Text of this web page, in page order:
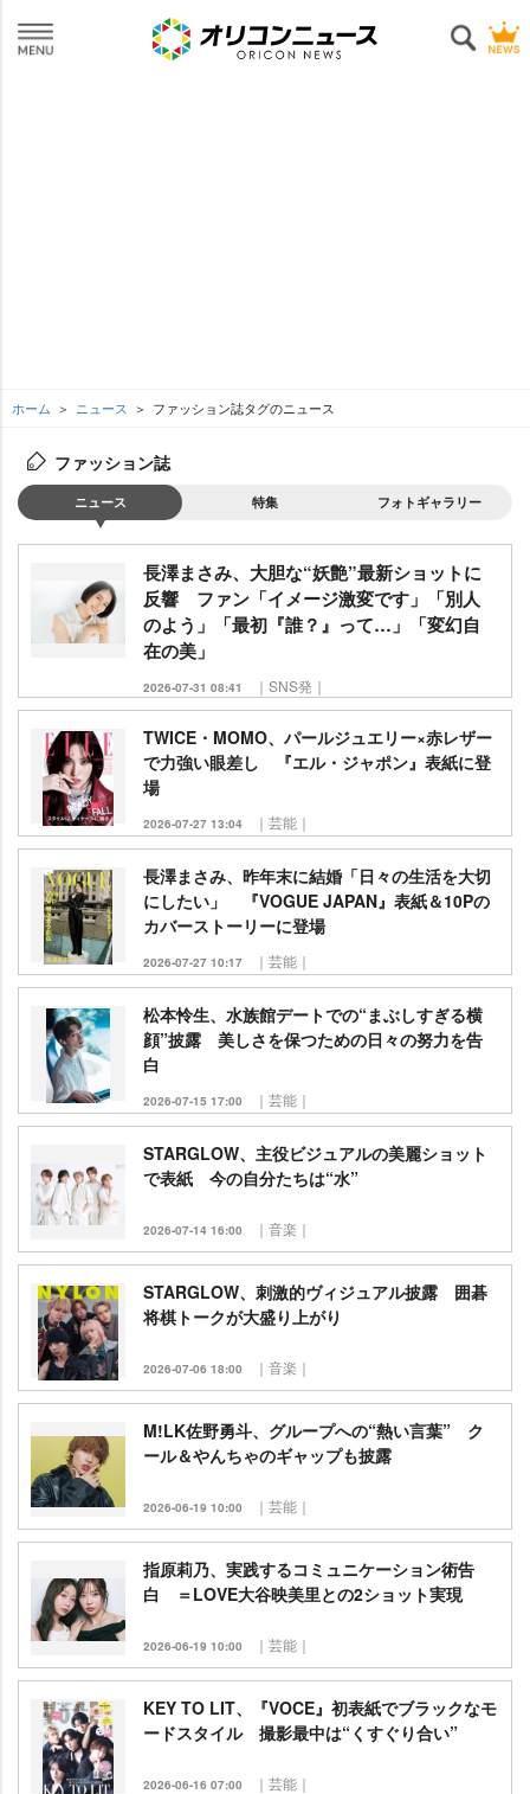
ホーム ニュース ファッション誌タグのニュース
ファッション誌
ニュース 特集 フォトギャラリー
長澤まさみ、大胆な“妖艶”最新ショットに
反響 ファン「イメージ激変です」「別人
のよう」「最初『誰？』って…」「変幻自
在の美」
2026-07-31 08:41 ｜SNS発｜
TWICE・MOMO、パールジュエリー×赤レザー
で力強い眼差し 『エル・ジャポン』表紙に登
場
2026-07-27 13:04 ｜芸能｜
長澤まさみ、昨年末に結婚「日々の生活を大切
にしたい」 『VOGUE JAPAN』表紙＆10Pの
カバーストーリーに登場
2026-07-27 10:17 ｜芸能｜
松本怜生、水族館デートでの“まぶしすぎる横
顔”披露 美しさを保つための日々の努力を告
白
2026-07-15 17:00 ｜芸能｜
STARGLOW、主役ビジュアルの美麗ショット
で表紙 今の自分たちは“水”
2026-07-14 16:00 ｜音楽｜
STARGLOW、刺激的ヴィジュアル披露 囲碁
将棋トークが大盛り上がり
2026-07-06 18:00 ｜音楽｜
M!LK佐野勇斗、グループへの“熱い言葉” ク
ール＆やんちゃのギャップも披露
2026-06-19 10:00 ｜芸能｜
指原莉乃、実践するコミュニケーション術告
白 ＝LOVE大谷映美里との2ショット実現
2026-06-19 10:00 ｜芸能｜
KEY TO LIT、『VOCE』初表紙でブラックなモ
ードスタイル 撮影最中は“くすぐり合い”
2026-06-16 07:00 ｜芸能｜